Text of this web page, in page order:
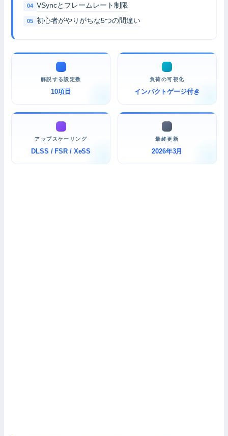
VSyncとフレームレート制限
初心者がやりがちな5つの間違い
解説する設定数
10項目
負荷の可視化
インパクトゲージ付き
アップスケーリング
DLSS / FSR / XeSS
最終更新
2026年3月